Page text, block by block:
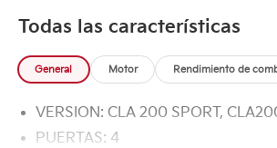
Todas las características
General Motor Rendimiento de
VERSION: CLA 200 SPORT,
PUERTAS: 4